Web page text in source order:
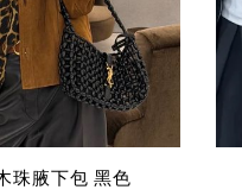
珠腋下包 黑色